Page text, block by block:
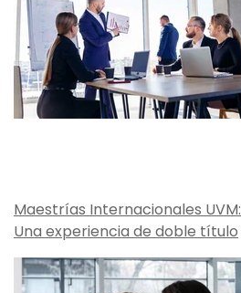
Maestrías Internacionales UVM:
Una experiencia de doble título